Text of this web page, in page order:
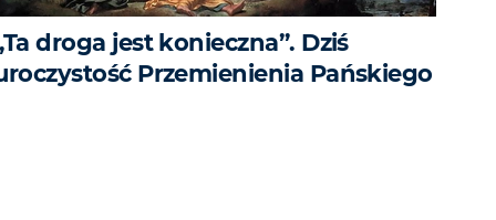
droga jest konieczna”. Dziś
Przemienienia Pańskiego